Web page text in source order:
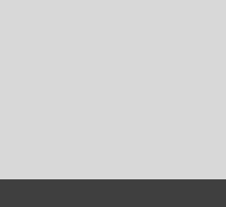
Denim (3)